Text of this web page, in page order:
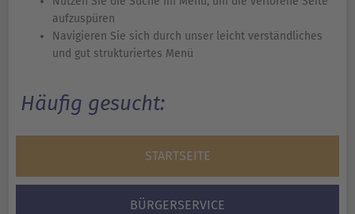
aufzuspüren
Navigieren Sie sich durch unser leicht verständliches
und gut strukturiertes Menü
Häufig gesucht:
STARTSEITE
BÜRGERSERVICE